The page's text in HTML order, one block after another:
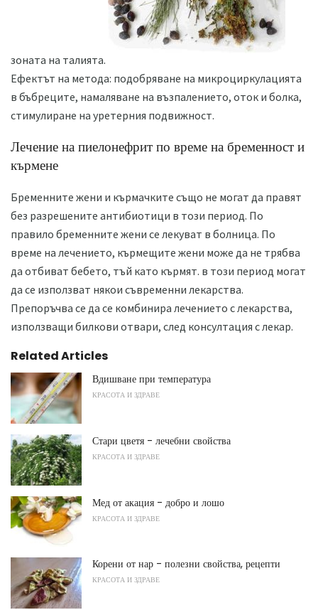
зоната на талията.
Ефектът на метода: подобряване на микроциркулацията
в бъбреците, намаляване на възпалението, оток и болка,
стимулиране на уретерния подвижност.
Лечение на пиелонефрит по време на бременност и
кърмене
Бременните жени и кърмачките също не могат да правят
без разрешените антибиотици в този период. По
правило бременните жени се лекуват в болница. По
време на лечението, кърмещите жени може да не трябва
да отбиват бебето, тъй като кърмят. в този период могат
да се използват някои съвременни лекарства.
Препоръчва се да се комбинира лечението с лекарства,
използващи билкови отвари, след консултация с лекар.
Related Articles
Вдишване при температура
КРАСОТА И ЗДРАВЕ
Стари цветя - лечебни свойства
КРАСОТА И ЗДРАВЕ
Мед от акация - добро и лошо
КРАСОТА И ЗДРАВЕ
Корени от нар - полезни свойства, рецепти
КРАСОТА И ЗДРАВЕ